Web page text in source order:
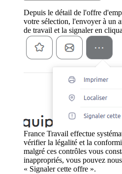
Depuis le détail de l'offre
votre sélection, l'envoyer à un
de travail et la signaler en
France Travail effectue
vérifier la légalité et la
malgré ces contrôles vous
inappropriés, vous pouvez
« Signaler cette offre ».